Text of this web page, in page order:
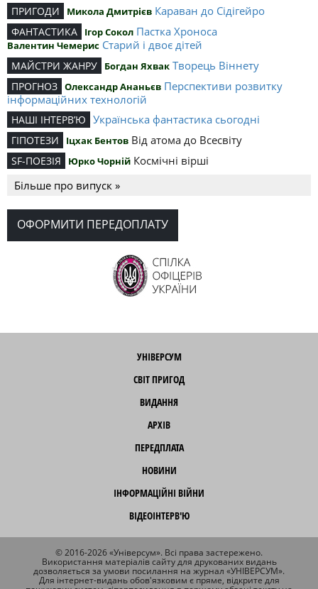
ПРИГОДИ Микола Дмитрієв Караван до Сідігейро
ФАНТАСТИКА Ігор Сокол Пастка Хроноса
Валентин Чемерис Старий і двоє дітей
МАЙСТРИ ЖАНРУ Богдан Яхвак Творець Віннету
ПРОГНОЗ Олександр Ананьєв Перспективи розвитку
інформаційних технологій
НАШІ ІНТЕРВ’Ю Українська фантастика сьогодні
ГІПОТЕЗИ Іцхак Бентов Від атома до Всесвіту
SF-ПОЕЗІЯ Юрко Чорній Космічні вірші
Більше про випуск »
ОФОРМИТИ ПЕРЕДОПЛАТУ
УНІВЕРСУМ
СВІТ ПРИГОД
ВИДАННЯ
АРХІВ
ПЕРЕДПЛАТА
НОВИНИ
ІНФОРМАЦІЙНІ ВІЙНИ
ВІДЕОІНТЕРВ'Ю
© 2016-2026 «Універсум». Всі права застережено.
Використання матеріалів сайту для друкованих видань
дозволяється за умови посилання на журнал «УНІВЕРСУМ».
Для інтернет-видань обов'язковим є пряме, відкрите для